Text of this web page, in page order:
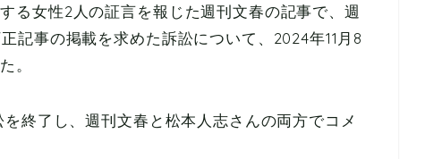
る女性2人の証言を報じた週刊文春の記事で、週
記事の掲載を求めた訴訟について、2024年11月8
。
終了し、週刊文春と松本人志さんの両方でコメ